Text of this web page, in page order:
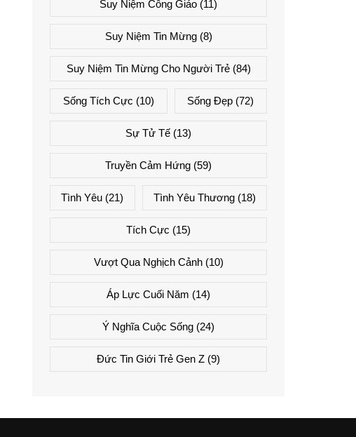
Suy Niệm Công Giáo (11)
Suy Niệm Tin Mừng(8)
Suy Niệm Tin Mừng Cho Người Trẻ(84)
Sống Tích Cực (10) Sống Đẹp (72)
Sự Tử Tế (13)
Truyền Cảm Hứng (59)
Tình Yêu (21) Tình Yêu Thương(18)
Tích Cực (15)
Vượt Qua Nghịch Cảnh(10)
Áp Lực Cuối Năm (14)
Ý Nghĩa Cuộc Sống (24)
Đức Tin Giới Trẻ Gen Z (9)